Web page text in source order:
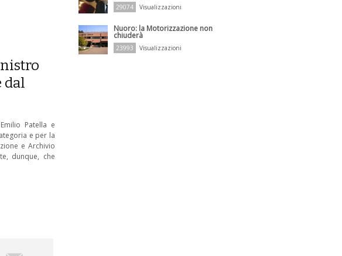
dal
Patella e
e per la
e Archivio
dunque, che
29074 Visualizzazioni
Nuoro: la Motorizzazione non
chiuderà
23993 Visualizzazioni